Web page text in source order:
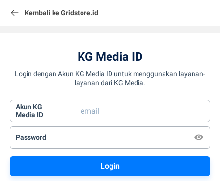
Kembali ke Gridstore.id
KG Media ID
Login dengan Akun KG Media ID untuk menggunakan layanan-
layanan dari KG Media.
Akun KG
Media ID
Password